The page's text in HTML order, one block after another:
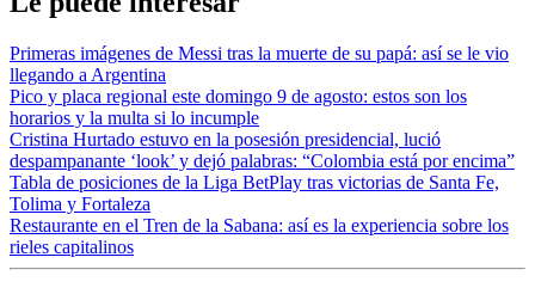
Primeras imágenes de Messi tras la muerte de su papá: así se le vio
llegando a Argentina
Pico y placa regional este domingo 9 de agosto: estos son los
horarios y la multa si lo incumple
Cristina Hurtado estuvo en la posesión presidencial, lució
despampanante ‘look’ y dejó palabras: “Colombia está por encima”
Tabla de posiciones de la Liga BetPlay tras victorias de Santa Fe,
Tolima y Fortaleza
Restaurante en el Tren de la Sabana: así es la experiencia sobre los
rieles capitalinos